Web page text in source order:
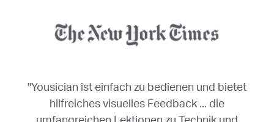
"Yousician ist einfach zu bedienen und bietet
hilfreiches visuelles Feedback ... die